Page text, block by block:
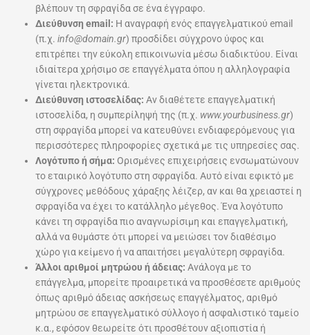
βλέπουν τη σφραγίδα σε ένα έγγραφο.
Διεύθυνση email: Η αναγραφή ενός επαγγελματικού email
(π.χ.info@domain.gr) προσδίδει σύγχρονο ύφος και
επιτρέπει την εύκολη επικοινωνία μέσω διαδικτύου. Είναι
ιδιαίτερα χρήσιμο σε επαγγέλματα όπου η αλληλογραφία
γίνεται ηλεκτρονικά.
Διεύθυνση ιστοσελίδας: Αν διαθέτετε επαγγελματική
ιστοσελίδα, η συμπερίληψή της (π.χ. www.yourbusiness.gr)
στη σφραγίδα μπορεί να κατευθύνει ενδιαφερόμενους για
περισσότερες πληροφορίες σχετικά με τις υπηρεσίες σας.
Λογότυπο ή σήμα: Ορισμένες επιχειρήσεις ενσωματώνουν
το εταιρικό λογότυπο στη σφραγίδα. Αυτό είναι εφικτό με
σύγχρονες μεθόδους χάραξης λέιζερ, αν και θα χρειαστεί η
σφραγίδα να έχει το κατάλληλο μέγεθος. Ένα λογότυπο
κάνει τη σφραγίδα πιο αναγνωρίσιμη και επαγγελματική,
αλλά να θυμάστε ότι μπορεί να μειώσει τον διαθέσιμο
χώρο για κείμενο ή να απαιτήσει μεγαλύτερη σφραγίδα.
Άλλοι αριθμοί μητρώου ή άδειας: Ανάλογα με το
επάγγελμα, μπορείτε προαιρετικά να προσθέσετε αριθμούς
όπως αριθμό άδειας ασκήσεως επαγγέλματος, αριθμό
μητρώου σε επαγγελματικό σύλλογο ή ασφαλιστικό ταμείο
κ.α., εφόσον θεωρείτε ότι προσθέτουν αξιοπιστία ή